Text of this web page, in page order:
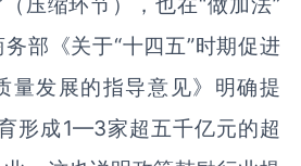
务部《关于“十四五”时期促进
量发展的指导意见》明确提
形成1—3家超五千亿元的超